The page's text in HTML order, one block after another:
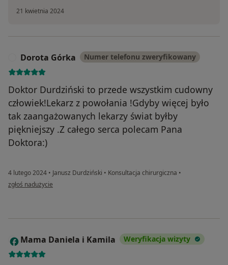
21 kwietnia 2024
Dorota Górka Numer telefonu zweryfikowany
Doktor Durdziński to przede wszystkim cudowny
człowiek!Lekarz z powołania !Gdyby więcej było
tak zaangażowanych lekarzy świat byłby
piękniejszy .Z całego serca polecam Pana
Doktora:)
4 lutego 2024 • Janusz Durdziński • Konsultacja chirurgiczna •
w opinii użytkownika Dorota Górka
zgłoś nadużycie
M Mama Daniela i Kamila Weryfikacja wizyty